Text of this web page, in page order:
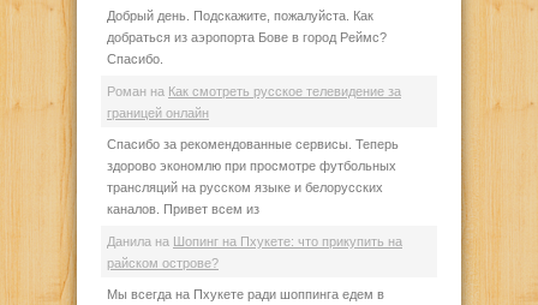
Добрый день. Подскажите, пожалуйста. Как
добраться из аэропорта Бове в город Реймс?
Спасибо.
Роман на Как смотреть русское телевидение за
границей онлайн
Спасибо за рекомендованные сервисы. Теперь
здорово экономлю при просмотре футбольных
трансляций на русском языке и белорусских
каналов. Привет всем из
Данила на
Шопинг на Пхукете: что прикупить на
райском острове?
Мы всегда на Пхукете ради шоппинга едем в